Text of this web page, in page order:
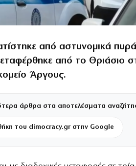
από αστυνομικά
από το Θριάσιο
Άργους.
άρθρα στα αποτελέσματα
του dimocracy.gr στην Google